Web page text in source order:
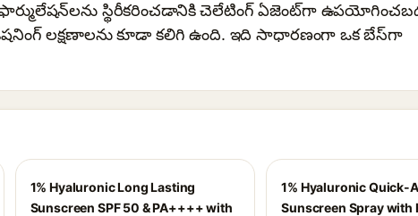
స్థిరీకరించడానికి చెలేటింగ్ ఏజెంట్‌గా
లక్షణాలను కూడా కలిగి ఉంది. ఇది సాధారణంగా ఒక బేస్‌గా
1% Hyaluronic Long Lasting
Sunscreen SPF 50 & PA++++ with
1% Hyaluronic Quick-
Sunscreen Spray with